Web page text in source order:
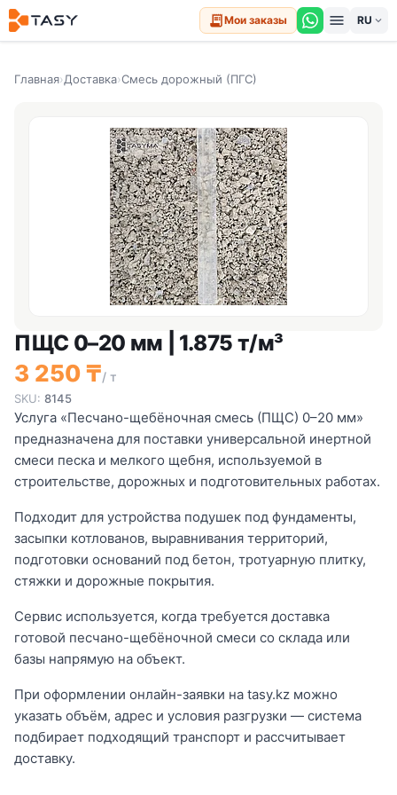
receipt_longМои заказы menu expand_more
Главная›Доставка›Смесь дорожный (ПГС)
ПЩС 0–20 мм | 1.875 т/м³
3 250 ₸/ т
SKU: 8145
Услуга «Песчано-щебёночная смесь (ПЩС) 0–20 мм»
предназначена для поставки универсальной инертной
смеси песка и мелкого щебня, используемой в
строительстве, дорожных и подготовительных работах.
Подходит для устройства подушек под фундаменты,
засыпки котлованов, выравнивания территорий,
подготовки оснований под бетон, тротуарную плитку,
стяжки и дорожные покрытия.
Сервис используется, когда требуется доставка
готовой песчано-щебёночной смеси со склада или
базы напрямую на объект.
При оформлении онлайн-заявки на tasy.kz можно
указать объём, адрес и условия разгрузки — система
подбирает подходящий транспорт и рассчитывает
доставку.